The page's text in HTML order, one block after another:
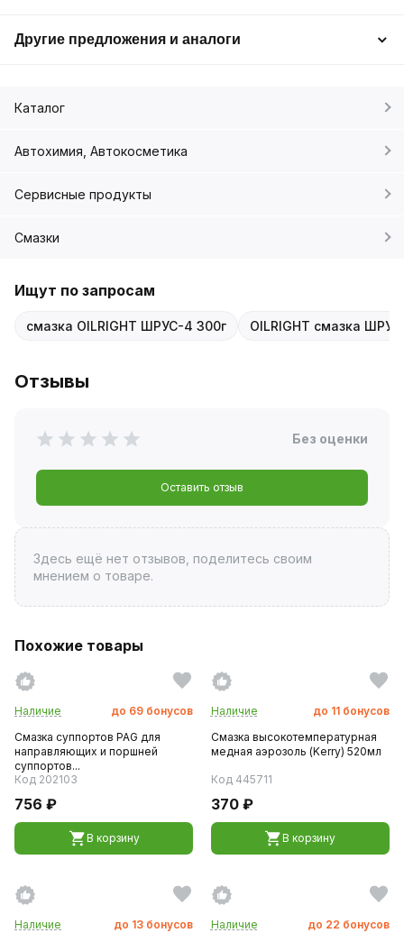
Другие предложения и аналоги
Каталог
Автохимия, Автокосметика
Сервисные продукты
Смазки
Ищут по запросам
смазка OILRIGHT ШРУС-4 300г OILRIGHT смазка
Отзывы
Без оценки
Оставить отзыв
Здесь ещё нет отзывов, поделитесь своим
мнением о товаре.
Похожие товары
Наличие до 69 бонусов
Смазка суппортов PAG для
направляющих и поршней
суппортов...
Код 202103
756 ₽
В корзину
Наличие до 11 бонусов
Смазка высокотемпературная
медная аэрозоль (Kerry) 520мл
Код 445711
370 ₽
В корзину
Наличие до 13 бонусов
Наличие до 22 бонусов